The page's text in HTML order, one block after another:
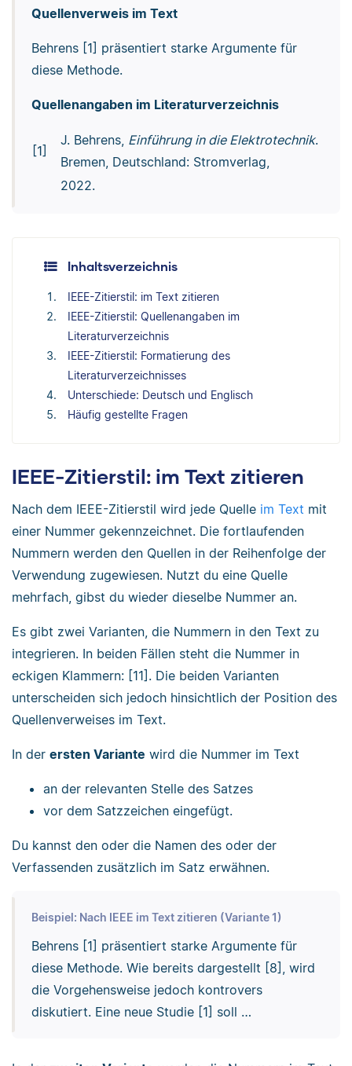
Quellenverweis im Text
Behrens [1] präsentiert starke Argumente für
diese Methode.
Quellenangaben im Literaturverzeichnis
[1]
J. Behrens, Einführung in die Elektrotechnik.
Bremen, Deutschland: Stromverlag,
2022.
Inhaltsverzeichnis
IEEE-Zitierstil: im Text zitieren
IEEE-Zitierstil: Quellenangaben im
Literaturverzeichnis
IEEE-Zitierstil: Formatierung des
Literaturverzeichnisses
Unterschiede: Deutsch und Englisch
Häufig gestellte Fragen
IEEE-Zitierstil: im Text zitieren
Nach dem IEEE-Zitierstil wird jede Quelle im Text mit
einer Nummer gekennzeichnet. Die fortlaufenden
Nummern werden den Quellen in der Reihenfolge der
Verwendung zugewiesen. Nutzt du eine Quelle
mehrfach, gibst du wieder dieselbe Nummer an.
Es gibt zwei Varianten, die Nummern in den Text zu
integrieren. In beiden Fällen steht die Nummer in
eckigen Klammern: [11]. Die beiden Varianten
unterscheiden sich jedoch hinsichtlich der Position des
Quellenverweises im Text.
In der ersten Variante wird die Nummer im Text
an der relevanten Stelle des Satzes
vor dem Satzzeichen eingefügt.
Du kannst den oder die Namen des oder der
Verfassenden zusätzlich im Satz erwähnen.
Beispiel: Nach IEEE im Text zitieren (Variante 1)
Behrens [1] präsentiert starke Argumente für
diese Methode. Wie bereits dargestellt [8], wird
die Vorgehensweise jedoch kontrovers
diskutiert. Eine neue Studie [1] soll …